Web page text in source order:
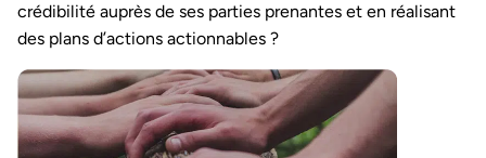
crédibilité auprès de ses parties prenantes et en réalisant
des plans d’actions actionnables ?